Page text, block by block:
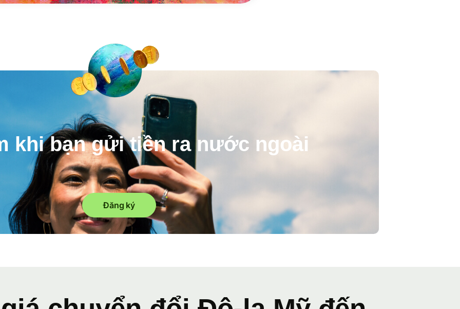
khi bạn gửi tiền ra nước ngoài
Đăng ký